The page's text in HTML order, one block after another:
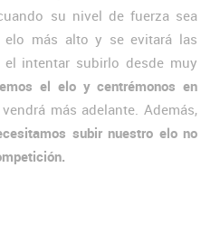
su nivel de fuerza sea
elo más alto y se evitará las
intentar subirlo desde muy
el elo y centrémonos en
más adelante. Además,
subir nuestro elo no